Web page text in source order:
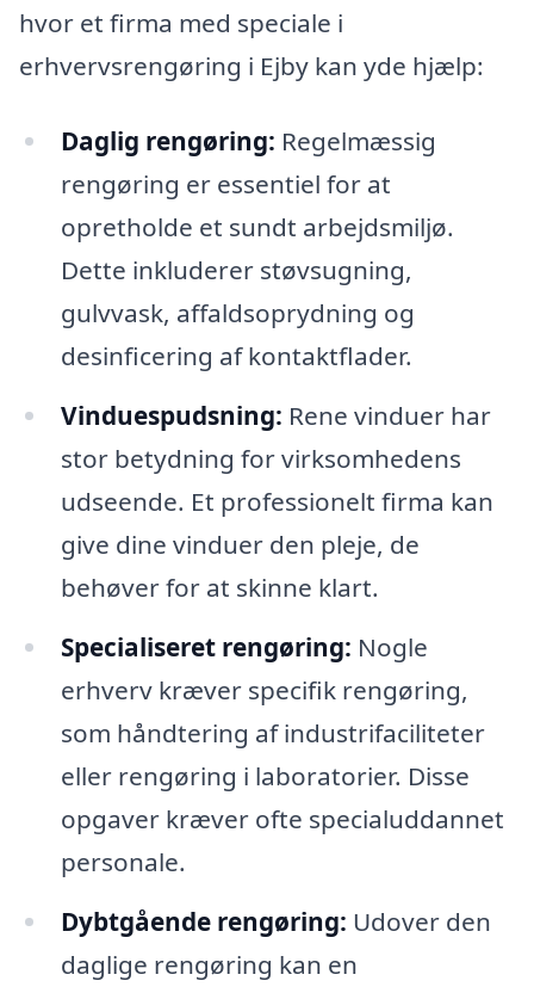
hvor et firma med speciale i
erhvervsrengøring i Ejby kan yde hjælp:
Daglig rengøring: Regelmæssig
rengøring er essentiel for at
opretholde et sundt arbejdsmiljø.
Dette inkluderer støvsugning,
gulvvask, affaldsoprydning og
desinficering af kontaktflader.
Vinduespudsning: Rene vinduer har
stor betydning for virksomhedens
udseende. Et professionelt firma kan
give dine vinduer den pleje, de
behøver for at skinne klart.
Specialiseret rengøring: Nogle
erhverv kræver specifik rengøring,
som håndtering af industrifaciliteter
eller rengøring i laboratorier. Disse
opgaver kræver ofte specialuddannet
personale.
Dybtgående rengøring: Udover den
daglige rengøring kan en